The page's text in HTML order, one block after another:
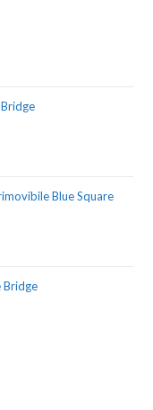
Blue Square
Bridge